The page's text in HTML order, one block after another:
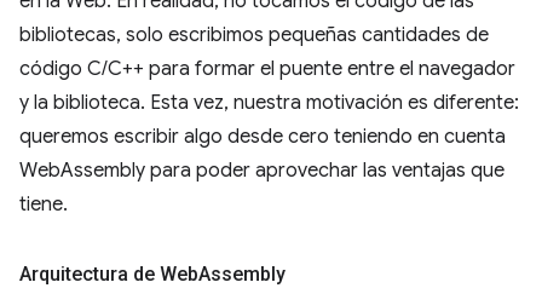
bibliotecas, solo escribimos pequeñas cantidades de
código C/C++ para formar el puente entre el navegador
y la biblioteca. Esta vez, nuestra motivación es diferente:
queremos escribir algo desde cero teniendo en cuenta
WebAssembly para poder aprovechar las ventajas que
tiene.
Arquitectura de WebAssembly